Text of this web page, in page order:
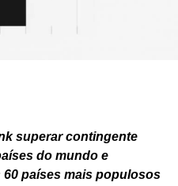
superar contingente
do mundo e
países mais populosos